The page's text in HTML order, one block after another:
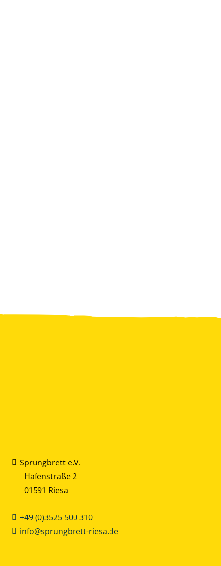
Sprungbrett e.V.
Hafenstraße 2
01591 Riesa
+49 (0)3525 500 310
info@sprungbrett-riesa.de